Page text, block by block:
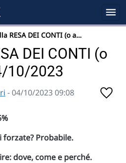
RESA DEI CONTI (o a…
DEI CONTI (o
10/2023
- 04/10/2023 09:08
Probabile.
dove, come e perché.